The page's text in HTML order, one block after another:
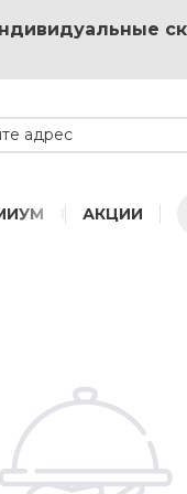
адрес
ПРЕМИУМ
АКЦИИ